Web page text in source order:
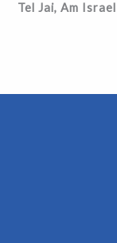
Tel Jai, Am